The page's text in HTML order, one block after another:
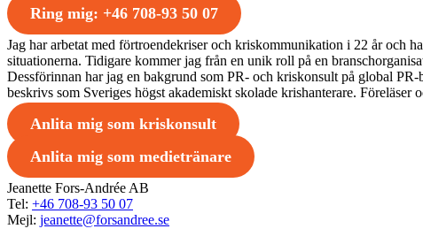
Ring mig: +46 708-93 50 07
Jag har arbetat med förtroendekriser och kriskommunikation i 22 år och
situationerna. Tidigare kommer jag från en unik roll på en
Dessförinnan har jag en bakgrund som PR- och kriskonsult på global
beskrivs som Sveriges högst akademiskt skolade krishanterare. Föreläser
Anlita mig som kriskonsult
Anlita mig som medietränare
Jeanette Fors-Andrée AB
Tel: +46 708-93 50 07
Mejl: jeanette@forsandree.se